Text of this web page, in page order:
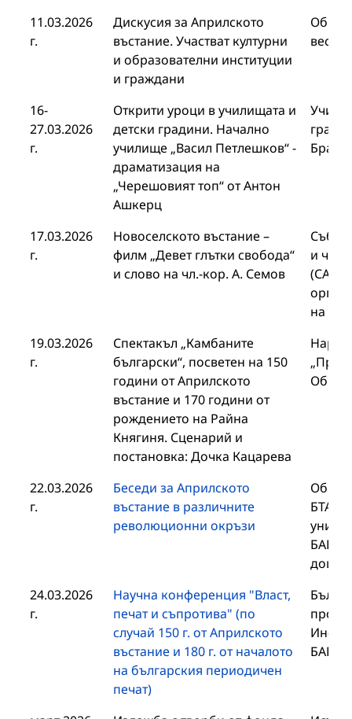
11.03.2026
г.
Дискусия за Априлското
въстание. Участват културни
и образователни институции
и граждани
16-
27.03.2026
г.
Открити уроци в училищата и
детски градини. Начално
училище „Васил Петлешков“ -
драматизация на
„Черешовият топ“ от Антон
Ашкерц
17.03.2026
г.
Новоселското въстание –
филм „Девет глътки свобода“
и слово на чл.-кор. А. Семов
и
на
19.03.2026
г.
Спектакъл „Камбаните
български“, посветен на 150
години от Априлското
въстание и 170 години от
рождението на Райна
Княгиня. Сценарий и
постановка: Дочка Кацарева
22.03.2026
г.
Беседи за Априлското
въстание в различните
революционни окръзи
БТА,
БАН
доц.
24.03.2026
г.
Научна конференция "Власт,
печат и съпротива" (по
случай 150 г. от Априлското
въстание и 180 г. от началото
на българския периодичен
печат)
БАН